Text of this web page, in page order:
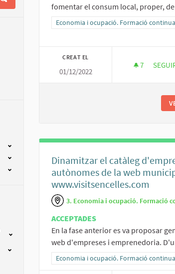
fomentar el consum local, proper,
Resultats al filtrar per la categoria:
Economia i ocupació. Formació continua
CREAT EL
01/12/2022
7 7
Dinamitzar el catàleg
autònomes de la web
www.visitsencelles.com
3. Economia i ocupació. Formació
ACCEPTADES
En la fase anterior es va proposar
web d'empreses i emprenedoria.
Resultats al filtrar per la categoria:
Economia i ocupació. Formació continua